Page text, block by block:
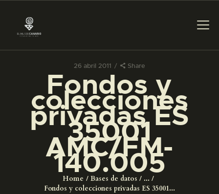
26 abril 2011 Share
Fondos y
colecciones
privadas ES
35001
AMC/FM-
140.005
Home Bases de datos
...
Fondos y colecciones privadas ES 35001...
PREPARAR LA VISITA
ACTIVIDADES
█
EL MUSEO